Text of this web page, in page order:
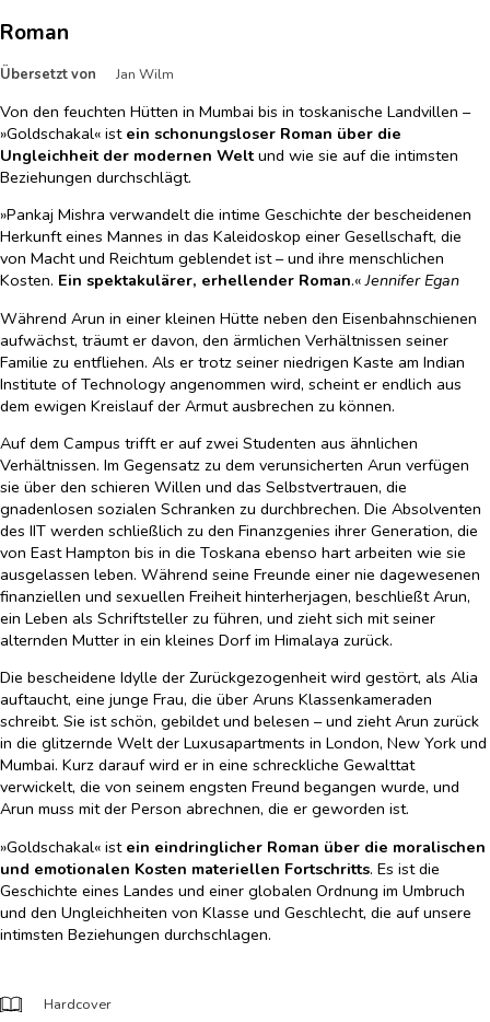
Roman
Übersetzt von Jan Wilm
Von den feuchten Hütten in Mumbai bis in toskanische Landvillen –
»Goldschakal« ist ein schonungsloser Roman über die
Ungleichheit der modernen Weltund wie sie auf die intimsten
Beziehungen durchschlägt.
»Pankaj Mishra verwandelt die intime Geschichte der bescheidenen
Herkunft eines Mannes in das Kaleidoskop einer Gesellschaft, die
von Macht und Reichtum geblendet ist – und ihre menschlichen
Kosten. Ein spektakulärer, erhellender Roman.«Jennifer Egan
Während Arun in einer kleinen Hütte neben den Eisenbahnschienen
aufwächst, träumt er davon, den ärmlichen Verhältnissen seiner
Familie zu entfliehen. Als er trotz seiner niedrigen Kaste am Indian
Institute of Technology angenommen wird, scheint er endlich aus
dem ewigen Kreislauf der Armut ausbrechen zu können.
Auf dem Campus trifft er auf zwei Studenten aus ähnlichen
Verhältnissen. Im Gegensatz zu dem verunsicherten Arun verfügen
sie über den schieren Willen und das Selbstvertrauen, die
gnadenlosen sozialen Schranken zu durchbrechen. Die Absolventen
des IIT werden schließlich zu den Finanzgenies ihrer Generation, die
von East Hampton bis in die Toskana ebenso hart arbeiten wie sie
ausgelassen leben. Während seine Freunde einer nie dagewesenen
finanziellen und sexuellen Freiheit hinterherjagen, beschließt Arun,
ein Leben als Schriftsteller zu führen, und zieht sich mit seiner
alternden Mutter in ein kleines Dorf im Himalaya zurück.
Die bescheidene Idylle der Zurückgezogenheit wird gestört, als Alia
auftaucht, eine junge Frau, die über Aruns Klassenkameraden
schreibt. Sie ist schön, gebildet und belesen – und zieht Arun zurück
in die glitzernde Welt der Luxusapartments in London, New York und
Mumbai. Kurz darauf wird er in eine schreckliche Gewalttat
verwickelt, die von seinem engsten Freund begangen wurde, und
Arun muss mit der Person abrechnen, die er geworden ist.
»Goldschakal« ist ein eindringlicher Roman über die moralischen
und emotionalen Kosten materiellen Fortschritts. Es ist die
Geschichte eines Landes und einer globalen Ordnung im Umbruch
und den Ungleichheiten von Klasse und Geschlecht, die auf unsere
intimsten Beziehungen durchschlagen.
Hardcover